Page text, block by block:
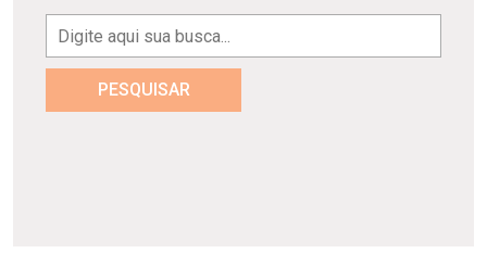
PESQUISAR